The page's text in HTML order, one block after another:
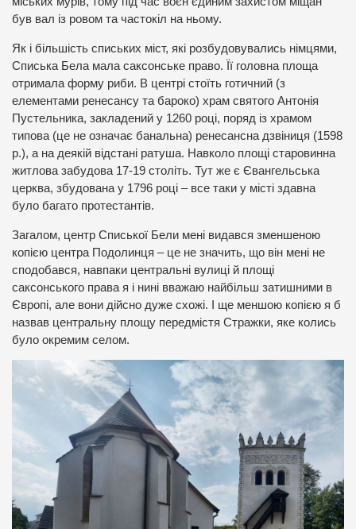
був вал із ровом та частокіл на ньому.
Як і більшість спиських міст, які розбудовувались німцями,
Списька Бела мала саксонське право. Її головна площа
отримала форму риби. В центрі стоїть готичний (з
елементами ренесансу та бароко) храм святого Антонія
Пустельника, закладений у 1260 році, поряд із храмом
типова (це не означає банальна) ренесансна дзвіниця (1598
р.), а на деякій відстані ратуша. Навколо площі старовинна
житлова забудова 17-19 століть. Тут же є Євангельська
церква, збудована у 1796 році – все таки у місті здавна
було багато протестантів.
Загалом, центр Списької Бели мені видався зменшеною
копією центра Подолинця – це не значить, що він мені не
сподобався, навпаки центральні вулиці й площі
саксонського права я і нині вважаю найбільш затишними в
Європі, але вони дійсно дуже схожі. І ще меншою копією я б
назвав центральну площу передмістя Стражки, яке колись
було окремим селом.